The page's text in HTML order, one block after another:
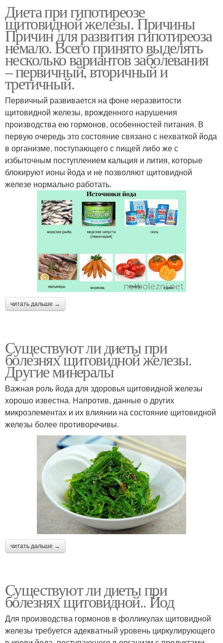
Диета при гипотиреозе
щитовидной железы. Причины
Причин для развития гипотиреоза
немало. Всего принято выделять
несколько вариантов заболевания
– первичный, вторичный и
третичный.
Первичный развивается на фоне неразвитости
щитовидной железы, врожденного нарушения
производства ею гормонов, особенностей питания. В
первую очередь это состояние связано с нехваткой йода
в организме, поступающего с пищей либо же с
избыточным поступлением кальция и лития, которые
блокируют ионы йода и не позволяют щитовидной
железе нормально работать.
читать дальше →
Существуют ли диеты при
болезнях щитовидной железы.
Другие минералы
Важная роль йода для здоровья щитовидной железы
хорошо известна. Напротив, данные о других
микроэлементах и их влиянии на состояние щитовидной
железы более противоречивы.
читать дальше →
Существуют ли диеты при
болезнях щитовидной.. Йод
Для производства гормонов в фолликулах щитовидной
железы требуется адекватный уровень циркулирующего